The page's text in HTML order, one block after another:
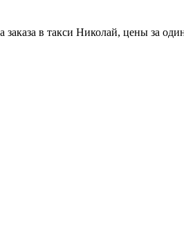
в такси Николай, цены за